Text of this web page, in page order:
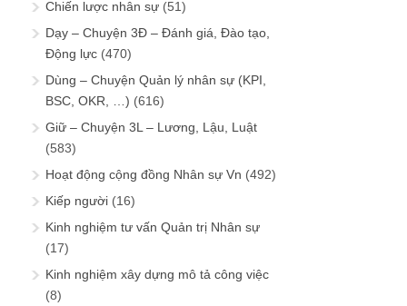
Chiến lược nhân sự (51)
Dạy – Chuyện 3Đ – Đánh giá, Đào tạo,
Động lực (470)
Dùng – Chuyện Quản lý nhân sự (KPI,
BSC, OKR, …) (616)
Giữ – Chuyện 3L – Lương, Lậu, Luật
(583)
Hoạt động cộng đồng Nhân sự Vn (492)
Kiếp người (16)
Kinh nghiệm tư vấn Quản trị Nhân sự
(17)
Kinh nghiệm xây dựng mô tả công việc
(8)